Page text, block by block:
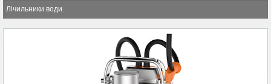
Лічильники води